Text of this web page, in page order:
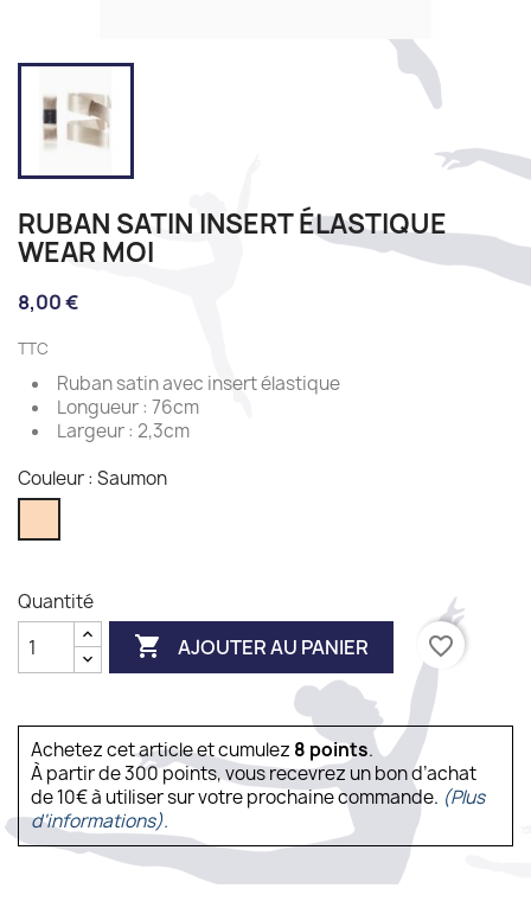
RUBAN SATIN INSERT ÉLASTIQUE
WEAR MOI
8,00 €
TTC
Ruban satin avec insert élastique
Longueur : 76cm
Largeur : 2,3cm
Couleur : Saumon
Quantité
 AJOUTER AU PANIER favorite_border
Achetez cet article et cumulez 8 points.
À partir de 300 points, vous recevrez un bon d’achat
de 10€ à utiliser sur votre prochaine commande. (Plus
d'informations).